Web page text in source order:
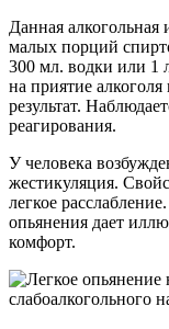
Данная алкогольная
малых порций
300 мл. водки или 1
на приятие
результат.
реагирования.
У человека
жестикуляция.
легкое
опьянения дает
комфорт.